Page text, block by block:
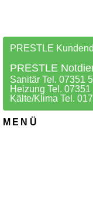
PRESTLE
PRESTLE
Sanitär Tel. 07351
Heizung Tel.
Kälte/Klima Tel.
MENÜ